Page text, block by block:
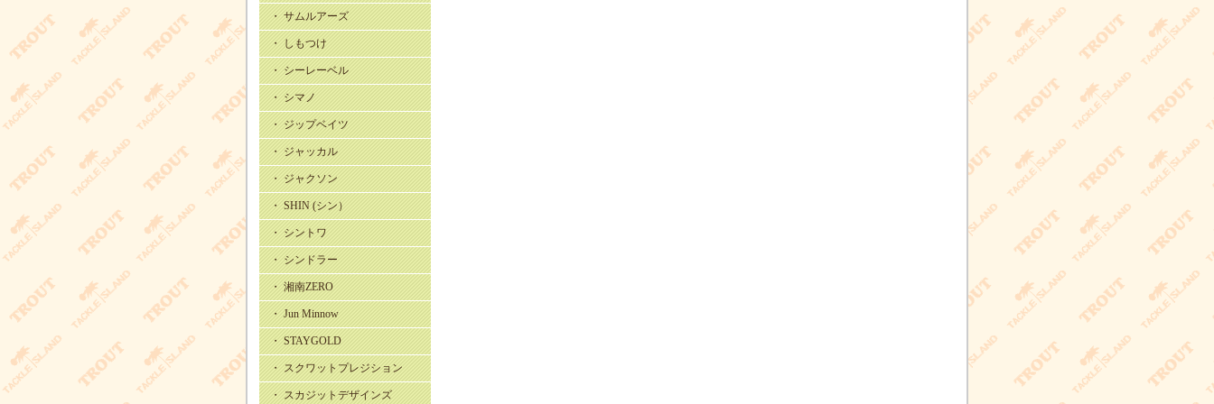
・ サムルアーズ
・ しもつけ
・ シーレーベル
・ シマノ
・ ジップベイツ
・ ジャッカル
・ ジャクソン
・ SHIN (シン）
・ シントワ
・ シンドラー
・ 湘南ZERO
・ Jun Minnow
・ STAYGOLD
・ スクワットプレジション
・ スカジットデザインズ